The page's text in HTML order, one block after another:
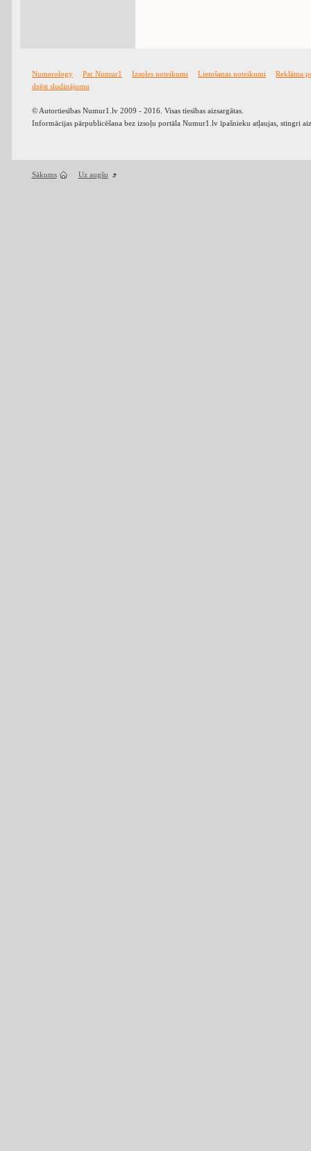
Numerology Par Numur1 Izsoles noteikumi Lietošanas noteikumi
Reklāma
dzēst sludinājumu
© Autortiesības Numur1.lv 2009 - 2016. Visas tiesības aizsargātas.
Informācijas pārpublicēšana bez izsoļu portāla Numur1.lv īpašnieku atļaujas, stingri
Sākums Uz augšu